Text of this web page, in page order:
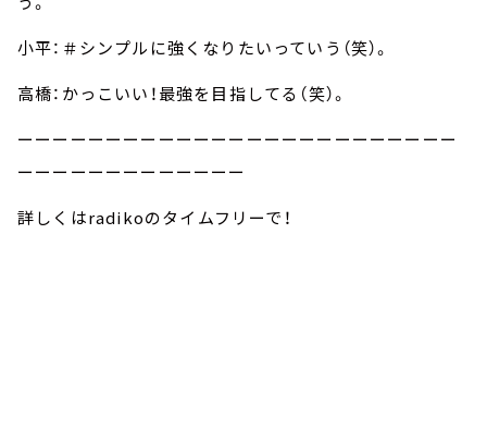
小平：＃シンプルに強くなりたいっていう（笑）。
高橋：かっこいい！最強を目指してる（笑）。
ーーーーーーーーーーーーーーーーーーーーーーーーー
ーーーーーーーーーーーーー
詳しくはradikoのタイムフリーで！